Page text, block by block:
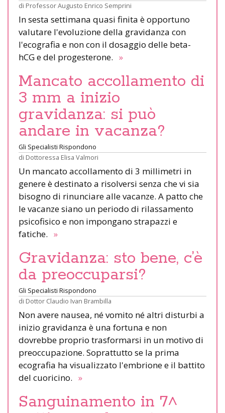
di Professor Augusto Enrico Semprini
In sesta settimana quasi finita è opportuno
valutare l'evoluzione della gravidanza con
l'ecografia e non con il dosaggio delle beta-
hCG e del progesterone. »
Mancato accollamento di
3 mm a inizio
gravidanza: si può
andare in vacanza?
Gli Specialisti Rispondono
di Dottoressa Elisa Valmori
Un mancato accollamento di 3 millimetri in
genere è destinato a risolversi senza che vi sia
bisogno di rinunciare alle vacanze. A patto che
le vacanze siano un periodo di rilassamento
psicofisico e non impongano strapazzi e
fatiche. »
Gravidanza: sto bene, c’è
da preoccuparsi?
Gli Specialisti Rispondono
di Dottor Claudio Ivan Brambilla
Non avere nausea, né vomito né altri disturbi a
inizio gravidanza è una fortuna e non
dovrebbe proprio trasformarsi in un motivo di
preoccupazione. Soprattutto se la prima
ecografia ha visualizzato l'embrione e il battito
del cuoricino. »
Sanguinamento in 7^